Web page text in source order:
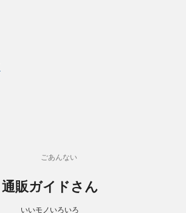
ごあんない
通販ガイドさん
いいモノいろいろ